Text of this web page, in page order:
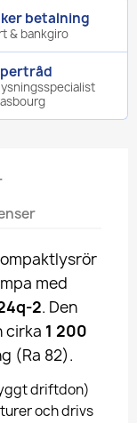
betalning
& bankgiro
med
2. Den
cirka 1 200
(Ra 82).
driftdon)
och drivs